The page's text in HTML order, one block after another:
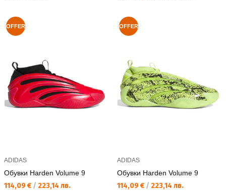
OFFER
ADIDAS
Обувки Harden Volume 9
Текуща цена:
114,09 € / 223,14 лв.
OFFER
ADIDAS
Обувки Harden Volume 9
Текуща цена:
114,09 € / 223,14 лв.